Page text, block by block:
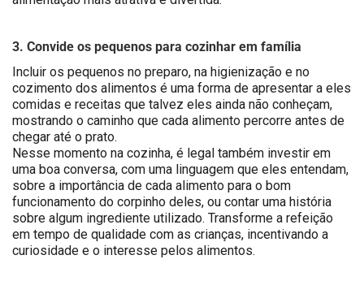
3. Convide os pequenos para cozinhar em família
Incluir os pequenos no preparo, na higienização e no
cozimento dos alimentos é uma forma de apresentar a eles
comidas e receitas que talvez eles ainda não conheçam,
mostrando o caminho que cada alimento percorre antes de
chegar até o prato.
Nesse momento na cozinha, é legal também investir em
uma boa conversa, com uma linguagem que eles entendam,
sobre a importância de cada alimento para o bom
funcionamento do corpinho deles, ou contar uma história
sobre algum ingrediente utilizado. Transforme a refeição
em tempo de qualidade com as crianças, incentivando a
curiosidade e o interesse pelos alimentos.